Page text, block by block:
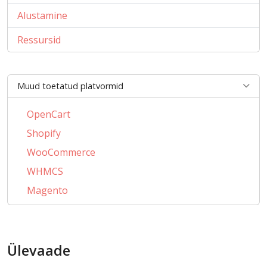
Alustamine
Ressursid
Muud toetatud platvormid
OpenCart
Shopify
WooCommerce
WHMCS
Magento
PrestaShop
AbanteCart
Ülevaade